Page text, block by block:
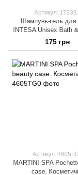
Артикул:
Шампунь-гель
INTESA Unisex Bath
з екстрактом гурана,
175 грн
Артикул:
MARTINI SPA
case.